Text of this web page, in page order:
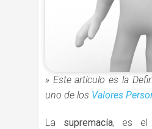
» Este artículo es la
uno de los Valores
La supremacía, es el